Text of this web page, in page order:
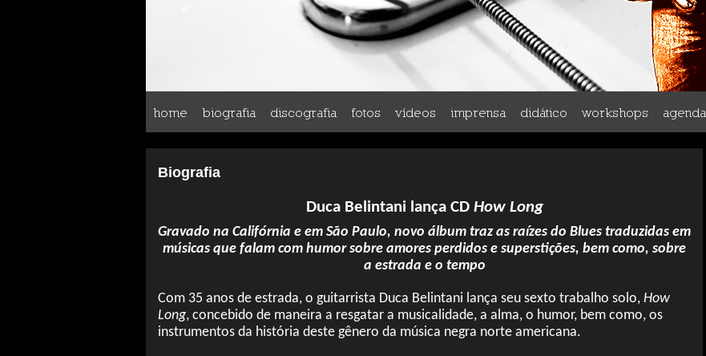
home biografia discografia fotos vídeos imprensa didático workshops agenda
Biografia
Duca Belintani lança CD How Long
Gravado na Califórnia e em São Paulo, novo álbum traz as raízes do Blues traduzidas em
músicas que falam com humor sobre amores perdidos e superstições, bem como, sobre
a estrada e o tempo
Com 35 anos de estrada, o guitarrista Duca Belintani lança seu sexto trabalho solo, How
Long, concebido de maneira a resgatar a musicalidade, a alma, o humor, bem como, os
instrumentos da história deste gênero da música negra norte americana.